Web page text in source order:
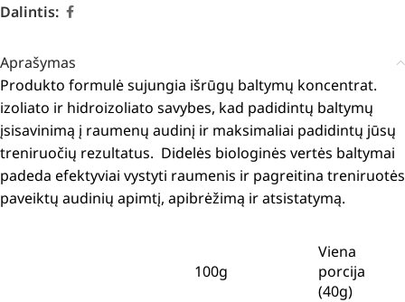
Dalintis:
Aprašymas
Produkto formulė sujungia išrūgų baltymų koncentrat.
izoliato ir hidroizoliato savybes, kad padidintų baltymų
įsisavinimą į raumenų audinį ir maksimaliai padidintų jūsų
treniruočių rezultatus. Didelės biologinės vertės baltymai
padeda efektyviai vystyti raumenis ir pagreitina treniruotės
paveiktų audinių apimtį, apibrėžimą ir atsistatymą.
100g
Viena
porcija
(40g)